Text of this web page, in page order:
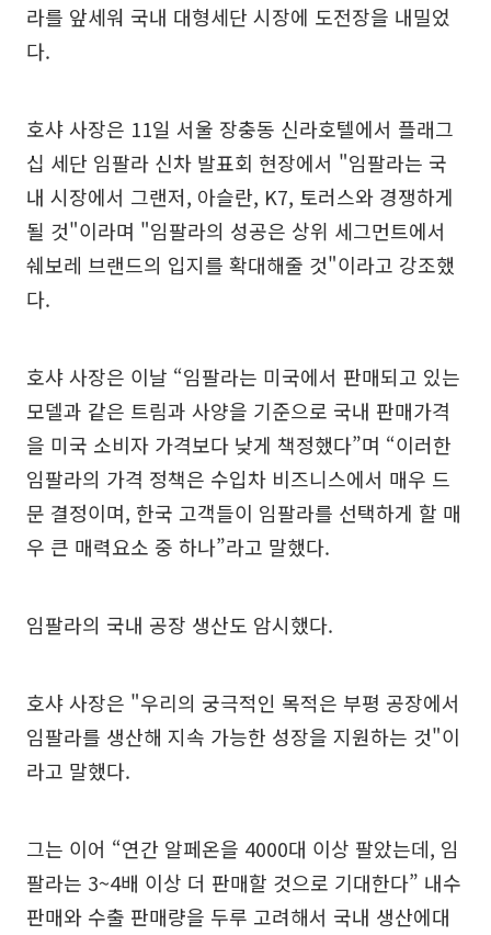
라를 앞세워 국내 대형세단 시장에 도전장을 내밀었
다.
호샤 사장은 11일 서울 장충동 신라호텔에서 플래그
십 세단 임팔라 신차 발표회 현장에서 "임팔라는 국
내 시장에서 그랜저, 아슬란, K7, 토러스와 경쟁하게
될 것"이라며 "임팔라의 성공은 상위 세그먼트에서
쉐보레 브랜드의 입지를 확대해줄 것"이라고 강조했
다.
호샤 사장은 이날 “임팔라는 미국에서 판매되고 있는
모델과 같은 트림과 사양을 기준으로 국내 판매가격
을 미국 소비자 가격보다 낮게 책정했다”며 “이러한
임팔라의 가격 정책은 수입차 비즈니스에서 매우 드
문 결정이며, 한국 고객들이 임팔라를 선택하게 할 매
우 큰 매력요소 중 하나”라고 말했다.
임팔라의 국내 공장 생산도 암시했다.
호샤 사장은 "우리의 궁극적인 목적은 부평 공장에서
임팔라를 생산해 지속 가능한 성장을 지원하는 것"이
라고 말했다.
그는 이어 “연간 알페온을 4000대 이상 팔았는데, 임
팔라는 3~4배 이상 더 판매할 것으로 기대한다” 내수
판매와 수출 판매량을 두루 고려해서 국내 생산에대